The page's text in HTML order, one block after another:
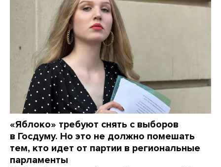
«Яблоко» требуют снять с выборов
в Госдуму. Но это не должно помешать
тем, кто идет от партии в региональные
парламенты